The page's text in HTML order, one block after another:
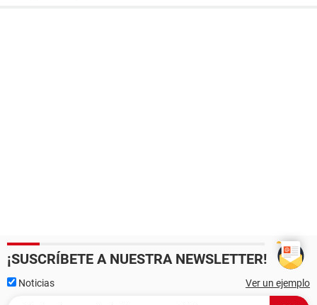
¡SUSCRÍBETE A NUESTRA NEWSLETTER!
Noticias Ver un ejemplo